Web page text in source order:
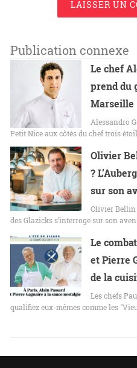
LAISSER UN
Publication connexe
Le chef
prend du
Marseille
Alessandro
Petit Nice aux côtés du chef trois
Olivier
?
sur son
Olivier Bellin
des Glazicks s’interroge sur son
Le
et Pierre
de la
Les chefs
qualifiez eux-mêmes comme les